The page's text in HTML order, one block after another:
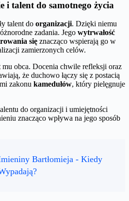
i talent do samotnego życia
talent do organizacji. Dzięki niemu
zadania. Jego wytrwałość
się znacząco wspierają go w
zamierzonych celów.
mu obca. Docenia chwile refleksji oraz
że duchowo łączy się z postacią
zakonu kamedułów, który pielęgnuje
do organizacji i umiejętności
znacząco wpływa na jego sposób
Bartłomieja - Kiedy